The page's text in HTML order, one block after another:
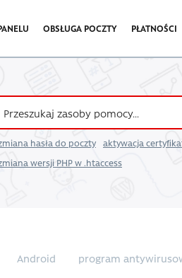
OBSŁUGA POCZTY PŁATNOŚCI
hasła do poczty aktywacja
wersji PHP w .htaccess
Android program